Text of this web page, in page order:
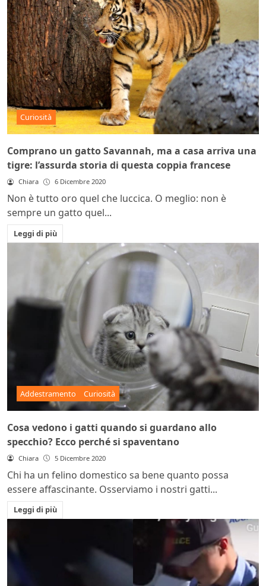
Curiosità
Comprano un gatto Savannah, ma a casa arriva una
tigre: l’assurda storia di questa coppia francese
Chiara 6 Dicembre 2020
Non è tutto oro quel che luccica. O meglio: non è
sempre un gatto quel...
Leggi di più
Addestramento Curiosità
Cosa vedono i gatti quando si guardano allo
specchio? Ecco perché si spaventano
Chiara 5 Dicembre 2020
Chi ha un felino domestico sa bene quanto possa
essere affascinante. Osserviamo i nostri gatti...
Leggi di più